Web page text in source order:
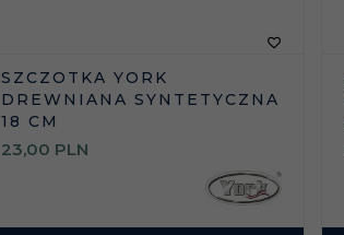
SZCZOTKA YORK
DREWNIANA SYNTETYCZNA
18 CM
23,00 PLN